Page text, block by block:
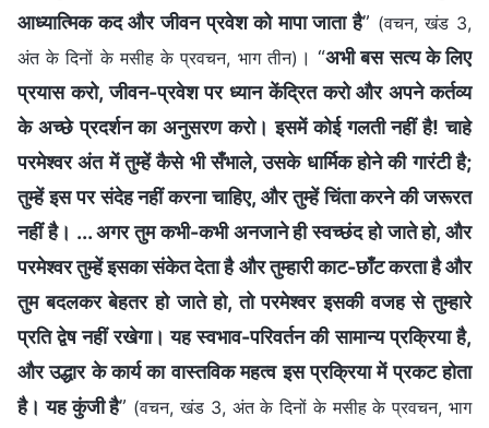
आध्यात्मिक कद और जीवन प्रवेश को मापा जाता है” (वचन, खंड 3,
अंत के दिनों के मसीह के प्रवचन, भाग तीन) । “अभी बस सत्य के लिए
प्रयास करो, जीवन-प्रवेश पर ध्यान केंद्रित करो और अपने कर्तव्य
के अच्छे प्रदर्शन का अनुसरण करो। इसमें कोई गलती नहीं है! चाहे
परमेश्वर अंत में तुम्हें कैसे भी सँभाले, उसके धार्मिक होने की गारंटी है;
तुम्हें इस पर संदेह नहीं करना चाहिए, और तुम्हें चिंता करने की जरूरत
नहीं है। ... अगर तुम कभी-कभी अनजाने ही स्वच्छंद हो जाते हो, और
परमेश्वर तुम्हें इसका संकेत देता है और तुम्हारी काट-छाँट करता है और
तुम बदलकर बेहतर हो जाते हो, तो परमेश्वर इसकी वजह से तुम्हारे
प्रति द्वेष नहीं रखेगा। यह स्वभाव-परिवर्तन की सामान्य प्रक्रिया है,
और उद्धार के कार्य का वास्तविक महत्व इस प्रक्रिया में प्रकट होता
है। यह कुंजी है” (वचन, खंड 3, अंत के दिनों के मसीह के प्रवचन, भाग